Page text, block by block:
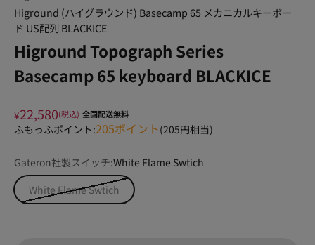
Higround (ハイグラウンド) Basecamp 65 メカニカルキーボー
ド US配列 BLACKICE
Higround Topograph Series
Basecamp 65 keyboard BLACKICE
¥22,580(税込) 全国配送無料
ふもっふポイント:205ポイント(205円相当)
Gateron社製スイッチ:White Flame Swtich
White Flame Swtich